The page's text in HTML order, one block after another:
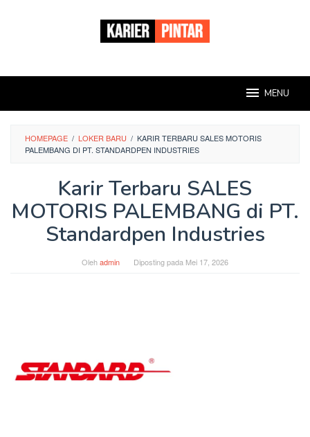
MENU
HOMEPAGE / LOKER BARU / KARIR TERBARU SALES MOTORIS
PALEMBANG DI PT. STANDARDPEN INDUSTRIES
Karir Terbaru SALES
MOTORIS PALEMBANG di PT.
Standardpen Industries
Olehadmin Diposting pada Mei 17, 2026